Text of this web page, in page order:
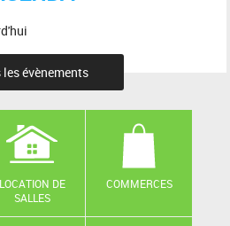
évènements
LOCATION DE
SALLES
COMMERCES